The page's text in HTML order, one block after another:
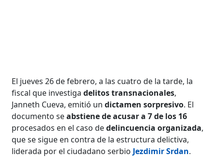
El jueves 26 de febrero, a las cuatro de la tarde, la
fiscal que investigadelitos transnacionales,
Janneth Cueva, emitió undictamen sorpresivo. El
documento seabstiene de acusar a 7 de los 16
procesados en el caso dedelincuencia organizada,
que se sigue en contra de la estructura delictiva,
liderada por el ciudadano serbio Jezdimir Srdan.